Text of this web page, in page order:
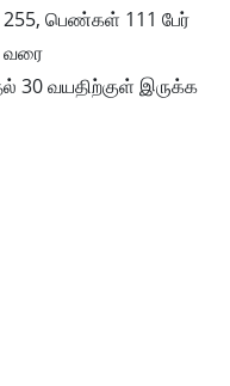
பெண்கள் 111 பேர்
வரை
30 வயதிற்குள் இருக்க